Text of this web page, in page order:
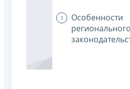
Особенности
регионального